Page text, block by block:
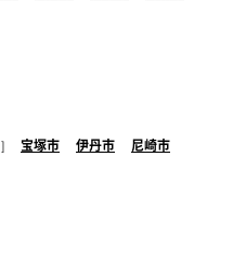
宝塚市 伊丹市 尼崎市